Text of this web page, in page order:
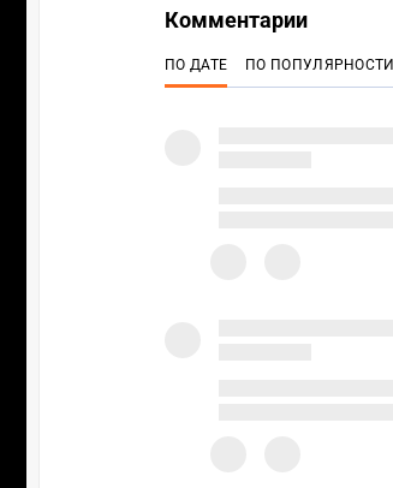
Комментарии
ПО ДАТЕ ПО ПОПУЛЯРНОСТИ